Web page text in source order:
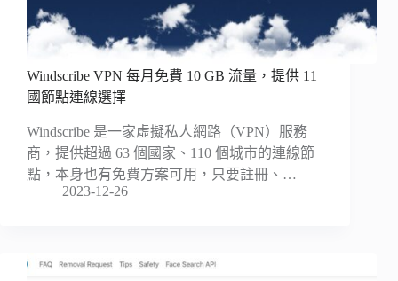
Windscribe VPN 每月免費 10 GB 流量，提供 11
國節點連線選擇
Windscribe 是一家虛擬私人網路（VPN）服務
商，提供超過 63 個國家、110 個城市的連線節
點，本身也有免費方案可用，只要註冊、…
2023-12-26